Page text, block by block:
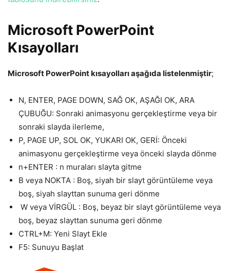
Microsoft PowerPoint
Kısayolları
Microsoft PowerPoint kısayolları aşağıda listelenmiştir;
N, ENTER, PAGE DOWN, SAĞ OK, AŞAĞI OK, ARA
ÇUBUĞU: Sonraki animasyonu gerçekleştirme veya bir
sonraki slayda ilerleme,
P, PAGE UP, SOL OK, YUKARI OK, GERİ: Önceki
animasyonu gerçekleştirme veya önceki slayda dönme
n+ENTER : n muraları slayta gitme
B veya NOKTA : Boş, siyah bir slayt görüntüleme veya
boş, siyah slayttan sunuma geri dönme
W veya VİRGÜL : Boş, beyaz bir slayt görüntüleme veya
boş, beyaz slayttan sunuma geri dönme
CTRL+M: Yeni Slayt Ekle
F5: Sunuyu Başlat